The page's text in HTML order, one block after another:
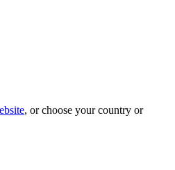
, or choose your country or